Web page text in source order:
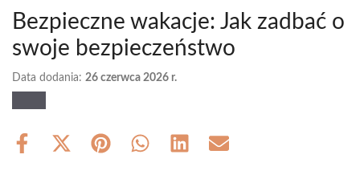
Bezpieczne wakacje: Jak zadbać o
swoje bezpieczeństwo
Data dodania: 26 czerwca 2026 r.
Share
Share Share Share Share Share